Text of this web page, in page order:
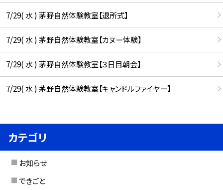
7/29( 水 ) 茅野自然体験教室【退所式】
7/29( 水 ) 茅野自然体験教室【カヌー体験】
7/29( 水 ) 茅野自然体験教室【３日目朝会】
7/29( 水 ) 茅野自然体験教室【キャンドルファイヤー】
カテゴリ
お知らせ
できごと